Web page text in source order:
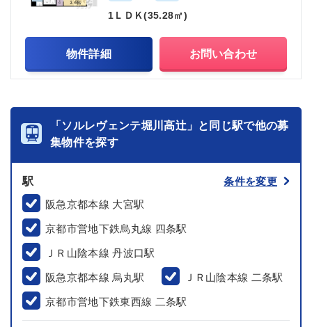
1ＬＤＫ(35.28㎡)
物件詳細 お問い合わせ
「ソルレヴェンテ堀川高辻」と同じ駅で他の募
集物件を探す
駅
条件を変更
阪急京都本線 大宮駅
京都市営地下鉄烏丸線 四条駅
ＪＲ山陰本線 丹波口駅
阪急京都本線 烏丸駅 ＪＲ山陰本線 二条駅
京都市営地下鉄東西線 二条駅